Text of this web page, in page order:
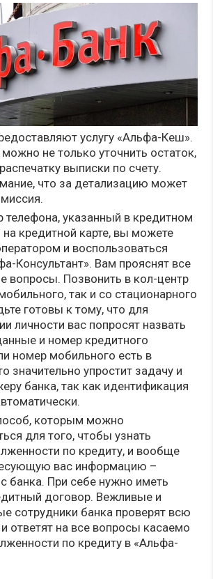
услугу «Альфа-Кеш».
не только уточнить остаток,
выписки по счету.
что за детализацию может
телефона, указанный в кредитном
на кредитной карте, вы можете
и воспользоваться
Консультант». Вам прояснят все
вопросы. Позвонить в кол-центр
так и со стационарного
готовы к тому, что для
личности вас попросят назвать
и номер кредитного
номер мобильного есть в
значительно упростит задачу и
банка, так как идентификация
которым можно
для того, чтобы узнать
по кредиту, и вообще
вас информацию –
банка. При себе нужно иметь
договор. Вежливые и
сотрудники банка проверят всю
ответят на все вопросы касаемо
по кредиту в «Альфа-